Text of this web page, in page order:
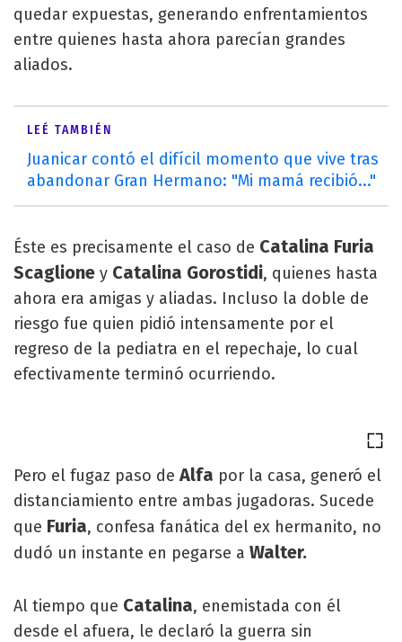
quedar expuestas, generando enfrentamientos
entre quienes hasta ahora parecían grandes
aliados.
LEÉ TAMBIÉN
Juanicar contó el difícil momento que vive tras
abandonar Gran Hermano: "Mi mamá recibió..."
Éste es precisamente el caso de Catalina Furia
Scaglione y Catalina Gorostidi, quienes hasta
ahora era amigas y aliadas. Incluso la doble de
riesgo fue quien pidió intensamente por el
regreso de la pediatra en el repechaje, lo cual
efectivamente terminó ocurriendo.
Pero el fugaz paso deAlfa por la casa, generó el
distanciamiento entre ambas jugadoras. Sucede
que Furia, confesa fanática del ex hermanito, no
dudó un instante en pegarse a Walter.
Al tiempo que Catalina, enemistada con él
desde el afuera, le declaró la guerra sin